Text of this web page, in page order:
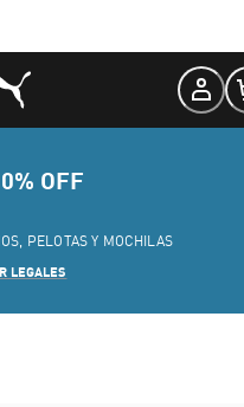
OFF
PELOTAS Y MOCHILAS
LEGALES